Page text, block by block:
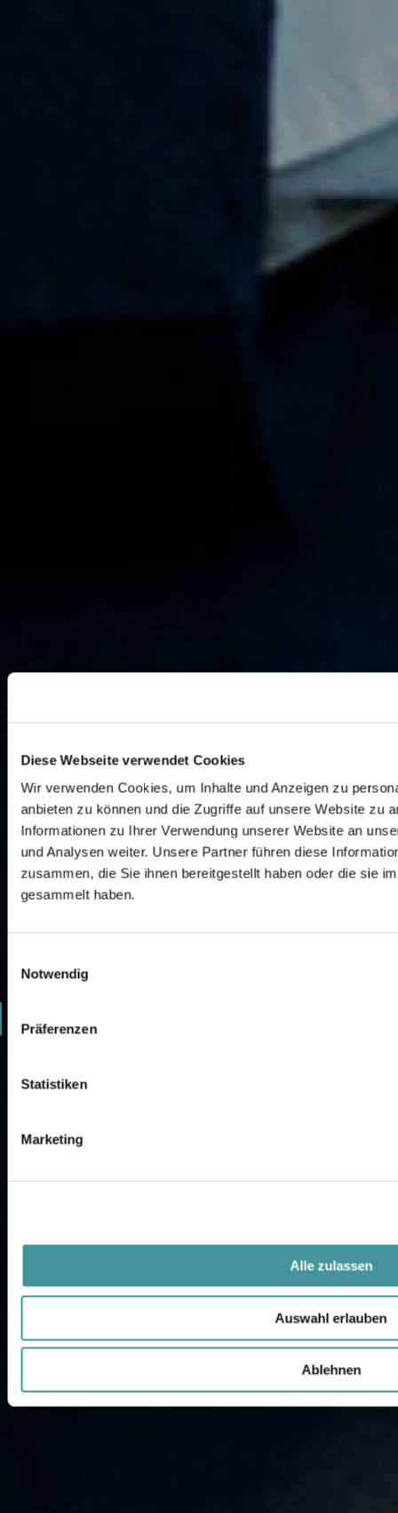
Diese Webseite verwendet Cookies
Wir verwenden Cookies, um Inhalte und Anzeigen zu
anbieten zu können und die Zugriffe auf unsere Website zu
Informationen zu Ihrer Verwendung unserer Website an
und Analysen weiter. Unsere Partner führen diese
zusammen, die Sie ihnen bereitgestellt haben oder die sie
gesammelt haben.
Notwendig
Präferenzen
Statistiken
Marketing
Alle zulassen
Auswahl erlauben
Ablehnen
2
5